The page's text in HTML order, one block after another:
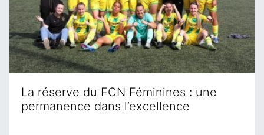
La réserve du FCN Féminines : une
permanence dans l’excellence